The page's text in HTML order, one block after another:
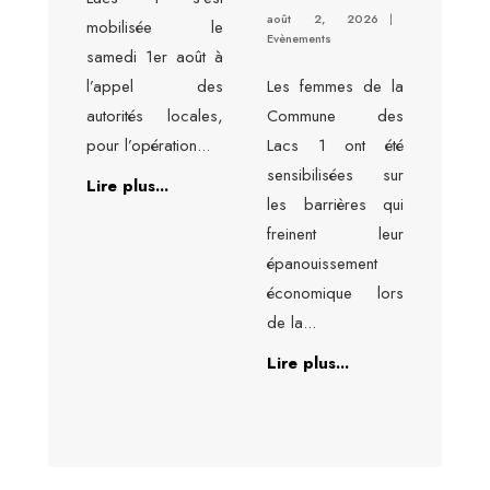
mobilisée le
samedi 1er août à
l’appel des
autorités locales,
pour l’opération...
Lire plus...
août 2, 2026
|
Evènements
Les femmes de la
Commune des
Lacs 1 ont été
sensibilisées sur
les barrières qui
freinent leur
épanouissement
économique lors
de la...
Lire plus...